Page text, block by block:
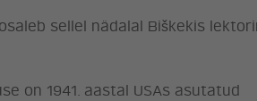
sellel nädalal Biškekis
on 1941. aastal USAs asutatud